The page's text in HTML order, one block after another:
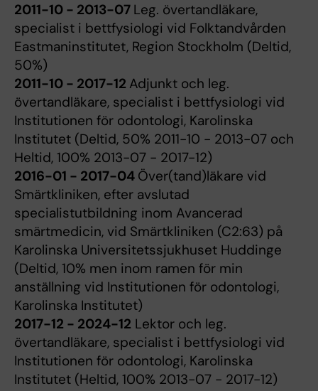
2011-10 - 2013-07 Leg. övertandläkare,
specialist i bettfysiologi vid Folktandvården
Eastmaninstitutet, Region Stockholm (Deltid,
50%)
2011-10 - 2017-12 Adjunkt och leg.
övertandläkare, specialist i bettfysiologi vid
Institutionen för odontologi, Karolinska
Institutet (Deltid, 50% 2011-10 - 2013-07 och
Heltid, 100% 2013-07 - 2017-12)
2016-01 - 2017-04 Över(tand)läkare vid
Smärtkliniken, efter avslutad
specialistutbildning inom Avancerad
smärtmedicin, vid Smärtkliniken (C2:63) på
Karolinska Universitetssjukhuset Huddinge
(Deltid, 10% men inom ramen för min
anställning vid Institutionen för odontologi,
Karolinska Institutet)
2017-12 - 2024-12 Lektor och leg.
övertandläkare, specialist i bettfysiologi vid
Institutionen för odontologi, Karolinska
Institutet (Heltid, 100% 2013-07 - 2017-12)